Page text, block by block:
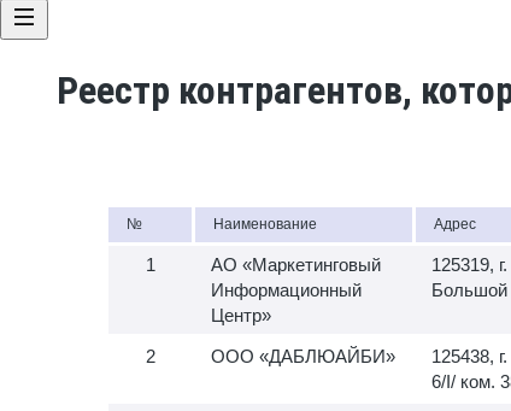
Реестр контрагентов,
№ Наименование Адрес
АО «Маркетинговый
Информационный
Центр»
125319,
Большой
ООО «ДАБЛЮАЙБИ»
125438,
6/I/ ком.